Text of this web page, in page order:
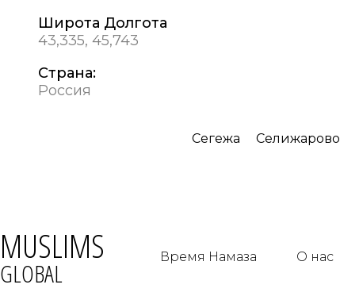
Широта Долгота
43,335, 45,743
Страна:
Россия
Сегежа Селижарово
MUSLIMS
GLOBAL Время Намаза О нас